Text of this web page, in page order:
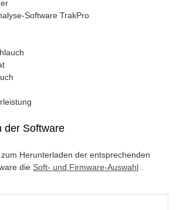
Software TrakPro
der Software
Herunterladen der entsprechenden
die Soft- und Firmware-Auswahl